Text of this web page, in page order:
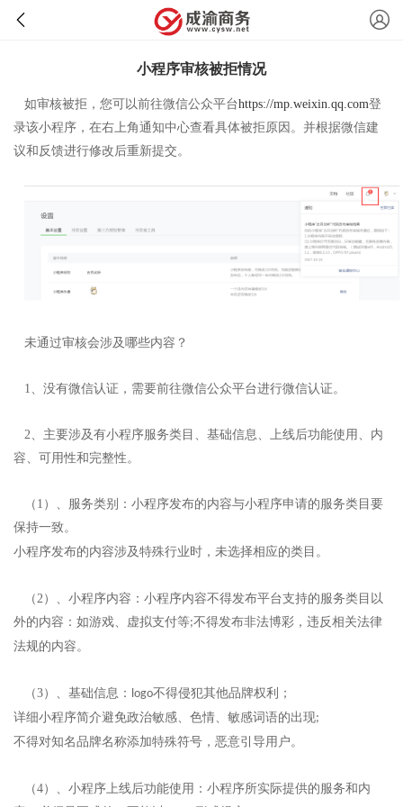
小程序审核被拒情况
如审核被拒，您可以前往微信公众平台https://mp.weixin.qq.com登
录该小程序，在右上角通知中心查看具体被拒原因。并根据微信建
议和反馈进行修改后重新提交。
未通过审核会涉及哪些内容？
1、没有微信认证，需要前往微信公众平台进行微信认证。
2、主要涉及有小程序服务类目、基础信息、上线后功能使用、内
容、可用性和完整性。
（1）
、服务类别：小程序发布的内容与小程序申请的服务类目要
保持一致。
小程序发布的内容涉及特殊行业时，未选择相应的类目。
（2）
、小程序内容：小程序内容不得发布平台支持的服务类目以
外的内容：如游戏、虚拟支付等;不得发布非法博彩，违反相关法律
法规的内容。
（3） 、基础信息： logo不得侵犯其他品牌权利；
详细小程序简介避免政治敏感、色情、敏感词语的出现;
不得对知名品牌名称添加特殊符号，恶意引导用户。
（4）
、小程序上线后功能使用：小程序所实际提供的服务和内